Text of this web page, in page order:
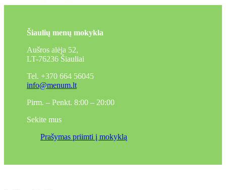
Šiaulių menų mokykla
Aušros alėja 52,
LT-76236 Šiauliai
Tel. +370 664 56045
info@menum.lt
Pirm. – Penkt. 8:00 – 20:00
Sekite mus
Prašymas priimti į mokyklą